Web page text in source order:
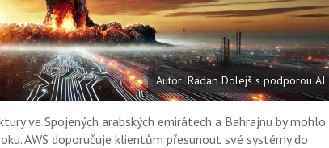
u
Autor: Radan Dolejš s podporou AI
ve Spojených arabských emirátech a Bahrajnu by mohlo
AWS doporučuje klientům přesunout své systémy do